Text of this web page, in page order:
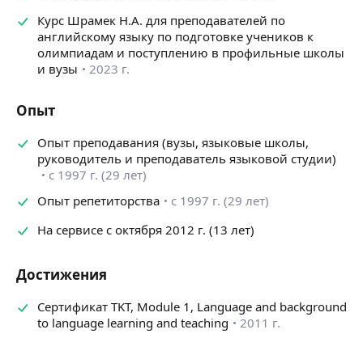
Курс Шрамек Н.А. для преподавателей по
английскому языку по подготовке учеников к
олимпиадам и поступлению в профильные школы
и вузы
2023 г.
Опыт
Опыт преподавания (вузы, языковые школы,
руководитель и преподаватель языковой студии)
с 1997 г. (29 лет)
Опыт репетиторства
с 1997 г. (29 лет)
На сервисе с октября 2012 г. (13 лет)
Достижения
Сертификат TKT, Module 1, Language and background
to language learning and teaching
2011 г.